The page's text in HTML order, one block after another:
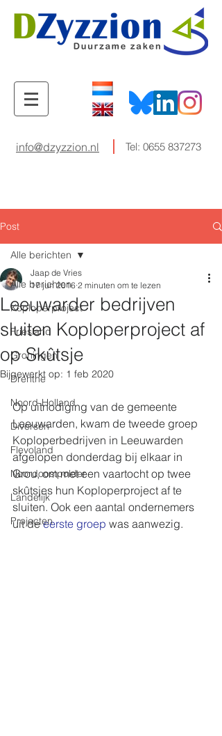
info@dzyzzion.nl Tel: 0655 837273
Post
Alle berichten
Koploperproject
Friesland
Groningen
Drenthe
Noord-Holland
Diversen
Flevoland
Noordoostpolder
Landelijk
Projecten
Alle berichten
Leeuwarder bedrijven
sluiten Koploperproject af
op Skûtsje
Jaap de Vries
17 jun 2016 2 minuten om te lezen
Bijgewerkt op: 1 feb 2020
Op uitnodiging van de gemeente
Leeuwarden, kwam de tweede groep
Koploperbedrijven in Leeuwarden
afgelopen donderdag bij elkaar in
Grou, om met een vaartocht op twee
skûtsjes hun Koploperproject af te
sluiten. Ook een aantal ondernemers
uit de eerste groep was aanwezig.